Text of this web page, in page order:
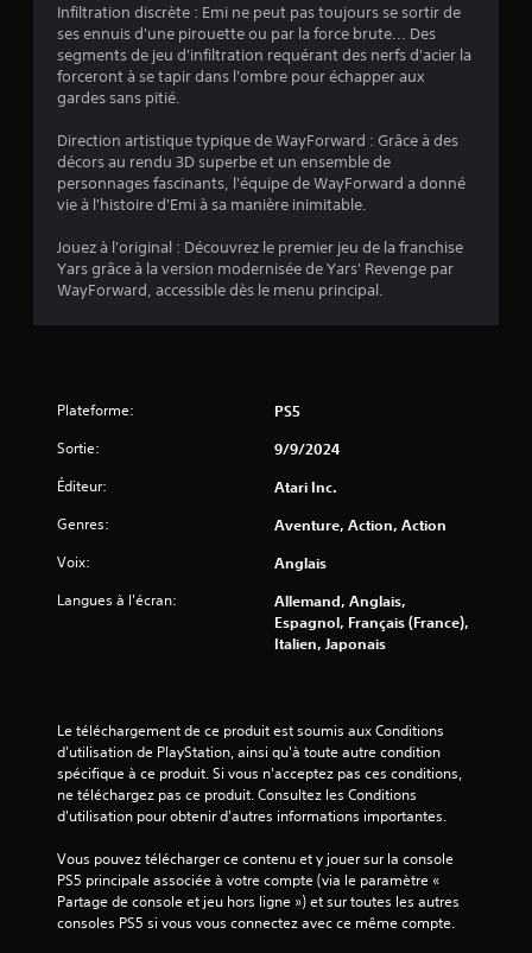
Infiltration discrète : Emi ne peut pas toujours se sortir de
ses ennuis d'une pirouette ou par la force brute... Des
segments de jeu d'infiltration requérant des nerfs d'acier la
forceront à se tapir dans l'ombre pour échapper aux
gardes sans pitié.
Direction artistique typique de WayForward : Grâce à des
décors au rendu 3D superbe et un ensemble de
personnages fascinants, l'équipe de WayForward a donné
vie à l'histoire d'Emi à sa manière inimitable.
Jouez à l'original : Découvrez le premier jeu de la franchise
Yars grâce à la version modernisée de Yars' Revenge par
WayForward, accessible dès le menu principal.
Plateforme: PS5
Sortie: 9/9/2024
Éditeur: Atari Inc.
Genres: Aventure, Action, Action
Voix: Anglais
Langues à l'écran:
Allemand, Anglais,
Espagnol, Français (France),
Italien, Japonais
Le téléchargement de ce produit est soumis aux Conditions
d'utilisation de PlayStation, ainsi qu'à toute autre condition
spécifique à ce produit. Si vous n'acceptez pas ces conditions,
ne téléchargez pas ce produit. Consultez les Conditions
d'utilisation pour obtenir d'autres informations importantes.
Vous pouvez télécharger ce contenu et y jouer sur la console
PS5 principale associée à votre compte (via le paramètre «
Partage de console et jeu hors ligne ») et sur toutes les autres
consoles PS5 si vous vous connectez avec ce même compte.